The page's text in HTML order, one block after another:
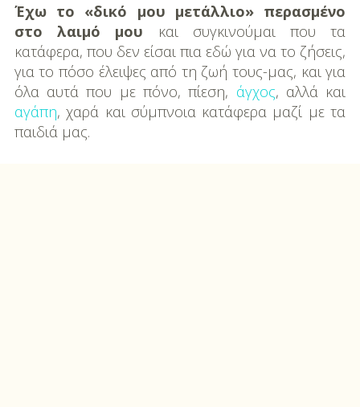
Έχω το «δικό μου μετάλλιο» περασμένο
στο λαιμό μου και συγκινούμαι που τα
κατάφερα, που δεν είσαι πια εδώ για να το ζήσεις,
για το πόσο έλειψες από τη ζωή τους-μας, και για
όλα αυτά που με πόνο, πίεση, άγχος, αλλά και
αγάπη, χαρά και σύμπνοια κατάφερα μαζί με τα
παιδιά μας.